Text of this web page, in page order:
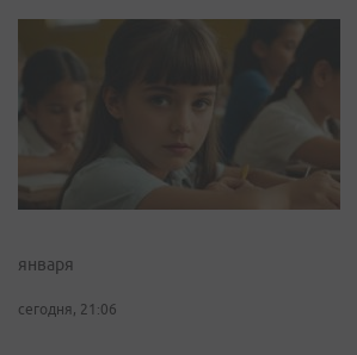
января
сегодня, 21:06